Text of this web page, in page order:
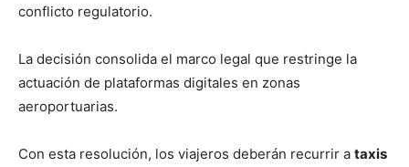
conflicto regulatorio.
La decisión consolida el marco legal que restringe la
actuación de plataformas digitales en zonas
aeroportuarias.
Con esta resolución, los viajeros deberán recurrir a taxis